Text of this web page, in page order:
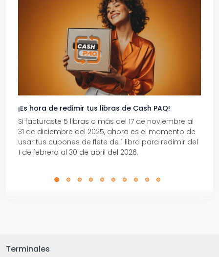
¡Es hora de redimir tus libras de Cash PAQ!
Si facturaste 5 libras o más del 17 de noviembre al
31 de diciembre del 2025, ahora es el momento de
usar tus cupones de flete de 1 libra para redimir del
1 de febrero al 30 de abril del 2026.
Terminales